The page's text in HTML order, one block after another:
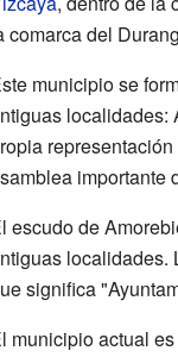
comarca del
municipio se
localidades:
importante
escudo de
localidades.
significa
municipio actual